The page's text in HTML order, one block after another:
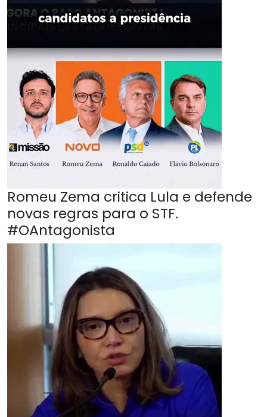
Romeu Zema critica Lula e defende
novas regras para o STF.
#OAntagonista